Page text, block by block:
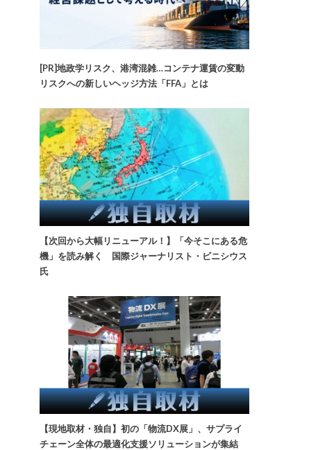
[PR]地政学リスク、港湾混雑…コンテナ運賃の変動
リスクへの新しいヘッジ方法「FFA」とは
【次回から大幅リニューアル！】「今そこにある危
機」を読み解く 国際ジャーナリスト・ビニシウス
氏
【現地取材・独自】初の「物流DX展」、サプライ
チェーン全体の最適化支援ソリューションが集結